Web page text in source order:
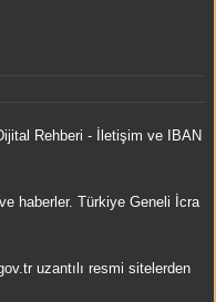
Rehberi - İletişim ve IBAN
haberler. Türkiye Geneli İcra
uzantılı resmi sitelerden